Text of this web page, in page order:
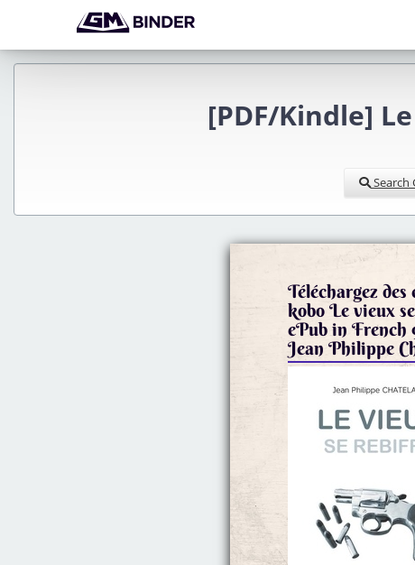
[PDF/Kindle]
Search
Téléchargez
kobo Le vieux
ePub in French
Jean Philippe